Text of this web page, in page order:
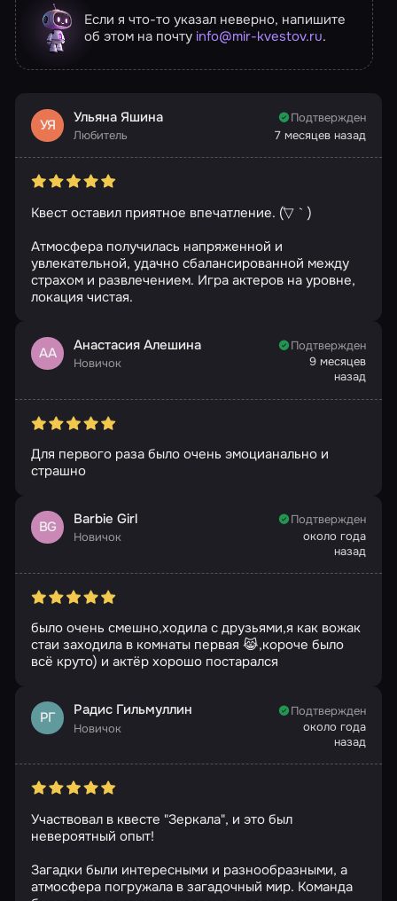
Если я что-то указал неверно, напишите
об этом на почту info@mir-kvestov.ru.
УЯ Ульяна Яшина
Любитель
Подтвержден
7 месяцев назад
Квест оставил приятное впечатление. (´▽｀)
Атмосфера получилась напряженной и
увлекательной, удачно сбалансированной между
страхом и развлечением. Игра актеров на уровне,
локация чистая.
АА Анастасия Алешина
Новичок
Подтвержден
9 месяцев
назад
Для первого раза было очень эмоцианально и
страшно
BG Barbie Girl
Новичок
Подтвержден
около года
назад
было очень смешно,ходила с друзьями,я как вожак
стаи заходила в комнаты первая 😹,короче было
всё круто) и актёр хорошо постарался
РГ Радис Гильмуллин
Новичок
Подтвержден
около года
назад
Участвовал в квесте "Зеркала", и это был
невероятный опыт!
Загадки были интересными и разнообразными, а
атмосфера погружала в загадочный мир. Команда